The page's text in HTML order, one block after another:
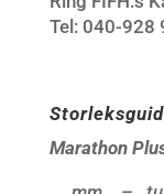
Tel: 040-928
Marathon